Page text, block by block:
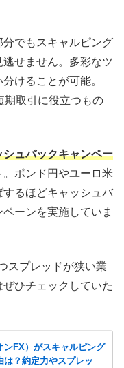
でもスキャルピング
せません。多彩なツ
けることが可能。
期取引に役立つもの
シュバックキャンペー
ポンド円やユーロ米
するほどキャッシュバ
ーンを実施していま
スプレッドが狭い業
ひチェックしていた
ンFX）がスキャルピング
は？約定力やスプレッ